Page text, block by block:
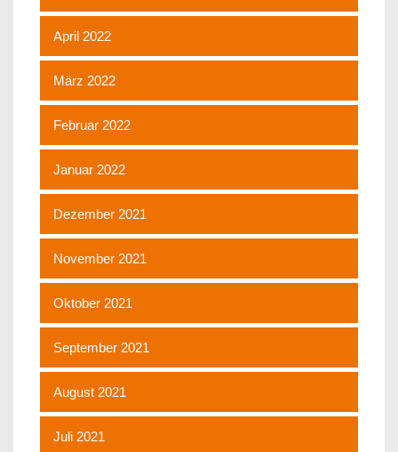
April 2022
März 2022
Februar 2022
Januar 2022
Dezember 2021
November 2021
Oktober 2021
September 2021
August 2021
Juli 2021